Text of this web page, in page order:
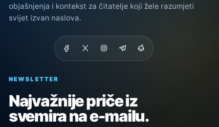
objašnjenja i kontekst za čitatelje koji žele razumjeti
svijet izvan naslova.
NEWSLETTER
Najvažnije priče iz
svemira na e-mailu.